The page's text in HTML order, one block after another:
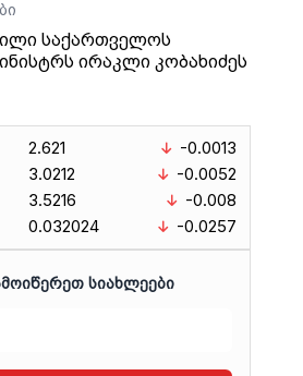
საქართველოს
ირაკლი კობახიძეს
2.621
3.0212
3.5216
0.032024
-0.0013
-0.0052
-0.008
-0.0257
ᲡᲘᲐᲮᲚᲔᲔᲑᲘ